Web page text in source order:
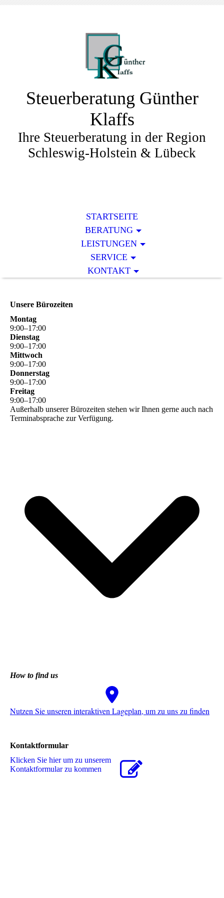
Steuerberatung Günther
Klaffs
Ihre Steuerberatung in der Region
Schleswig-Holstein & Lübeck
STARTSEITE
BERATUNG
LEISTUNGEN
SERVICE
KONTAKT
Unsere Bürozeiten
Montag
9:00–17:00
Dienstag
9:00–17:00
Mittwoch
9:00–17:00
Donnerstag
9:00–17:00
Freitag
9:00–17:00
Außerhalb unserer Bürozeiten stehen wir Ihnen gerne auch nach
Terminabsprache zur Verfügung.
How to find us
Nutzen Sie unseren interaktiven La­ge­plan, um zu uns zu finden
Kontaktformular
Klicken Sie hier um zu unserem
Kon­takt­for­mu­lar zu kommen